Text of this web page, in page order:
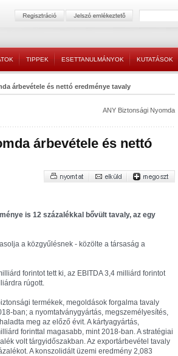
TIPPEK ESETTANULMÁNYOK KUTATÁSOK
árbevétele és nettó eredménye tavaly
ANY Biztonsági Nyomda
árbevétele és nettó
is 12 százalékkal bővült tavaly, az egy
a közgyűlésnek - közölte a társaság a
forintot tett ki, az EBITDA 3,4 milliárd forintot
rúgott.
termékek, megoldások forgalma tavaly
ban; a nyomtatványgyártás, megszemélyesítés,
meg az előző évit. A kártyagyártás,
forinttal magasabb, mint 2018-ban. A stratégiai
volt tárgyidőszakban. Az exportárbevétel tavaly
A konszolidált üzemi eredmény 2,083